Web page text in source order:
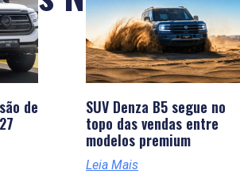
de
SUV Denza B5 segue no
topo das vendas entre
modelos premium
Leia Mais